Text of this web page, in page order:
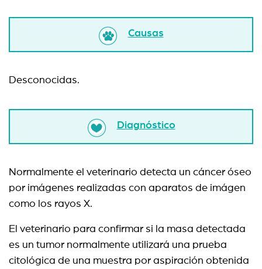
Causas
Desconocidas.
Diagnóstico
Normalmente el veterinario detecta un cáncer óseo
por imágenes realizadas con aparatos de imágen
como los rayos X.
El veterinario para confirmar si la masa detectada
es un tumor normalmente utilizará una prueba
citológica de una muestra por aspiración obtenida